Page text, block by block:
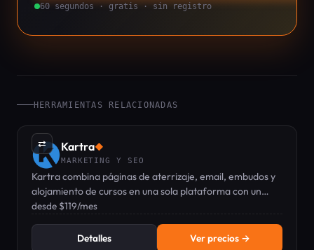
60 segundos · gratis · sin registro
HERRAMIENTAS RELACIONADAS
⇄ Kartra◆
MARKETING Y SEO
Kartra combina páginas de aterrizaje, email, embudos y
alojamiento de cursos en una sola plataforma con un
redactor de copias con IA integrado.
desde $119/mes
Detalles Ver precios →